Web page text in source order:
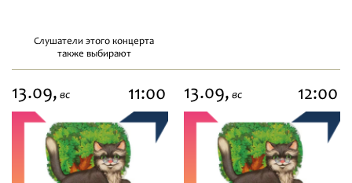
Слушатели этого концерта
также выбирают
13.09, вс 11:00 13.09, вс 12:00